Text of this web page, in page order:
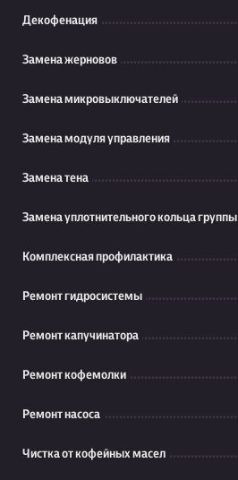
Декофенация
Замена жерновов
Замена микровыключателей
Замена модуля управления
Замена тена
Замена уплотнительного кольца группы
Комплексная профилактика
Ремонт гидросистемы
Ремонт капучинатора
Ремонт кофемолки
Ремонт насоса
Чистка от кофейных масел